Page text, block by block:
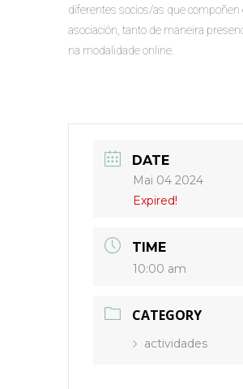
diferentes socios/as que compoñen
asociación, tanto de maneira
na modalidade online.
DATE
Mai 04 2024
Expired!
TIME
10:00 am
CATEGORY
actividades